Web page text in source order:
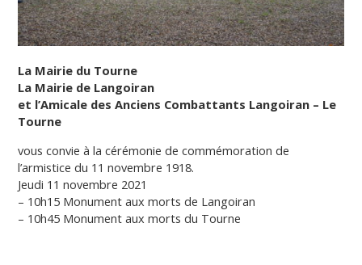
La Mairie du Tourne
La Mairie de Langoiran
et l’Amicale des Anciens Combattants Langoiran – Le
Tourne
vous convie à la cérémonie de commémoration de
l’armistice du 11 novembre 1918.
Jeudi 11 novembre 2021
– 10h15 Monument aux morts de Langoiran
– 10h45 Monument aux morts du Tourne